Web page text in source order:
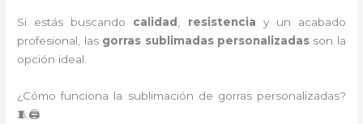
Si estás buscando calidad , resistencia y un acabado
profesional, las gorras sublimadas personalizadasson la
opción ideal.
¿Cómo funciona la sublimación de gorras personalizadas?
🧵🖨️